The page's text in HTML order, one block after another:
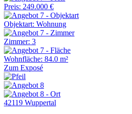
Preis: 249.000 €
Objektart: Wohnung
Zimmer: 3
Wohnfläche: 84.0 m²
Zum Exposé
42119 Wuppertal